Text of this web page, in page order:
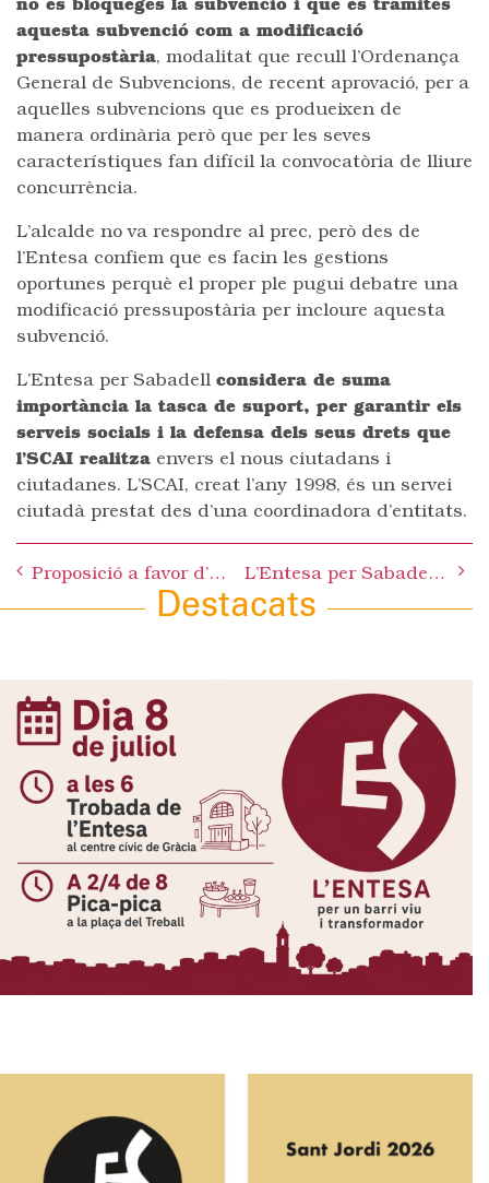
no es bloquegés la subvenció i que es tramités
aquesta subvenció com a modificació
pressupostària, modalitat que recull l’Ordenança
General de Subvencions, de recent aprovació, per a
aquelles subvencions que es produeixen de
manera ordinària però que per les seves
característiques fan difícil la convocatòria de lliure
concurrència.
L’alcalde no va respondre al prec, però des de
l’Entesa confiem que es facin les gestions
oportunes perquè el proper ple pugui debatre una
modificació pressupostària per incloure aquesta
subvenció.
L’Entesa per Sabadell considera de suma
importància la tasca de suport, per garantir els
serveis socials i la defensa dels seus drets que
l’SCAI realitza envers el nous ciutadans i
ciutadanes. L’SCAI, creat l’any 1998, és un servei
ciutadà prestat des d’una coordinadora d’entitats.
navigation
Proposició a favor d’una política d’igualtat en la cessió de locals L’Entesa per Sabadell vol que els mitjans de comunicació públics donin una informació objectiva i plural i responguin a criteris exclusivament professionals
Destacats